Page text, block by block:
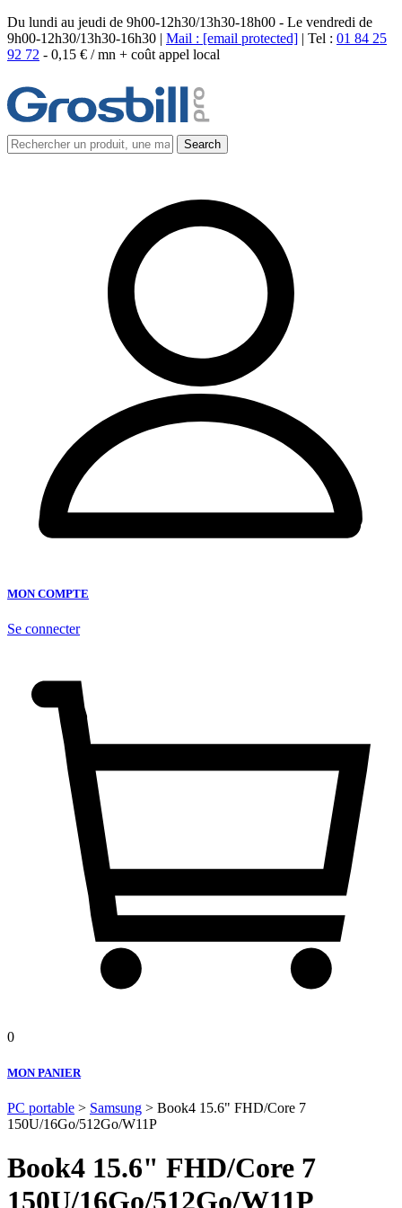
Du lundi au jeudi de 9h00-12h30/13h30-18h00 - Le vendredi de
9h00-12h30/13h30-16h30 | Mail : [email protected] | Tel : 01 84 25
92 72 - 0,15 € / mn + coût appel local
MON COMPTE
Se connecter
0
MON PANIER
PC portable > Samsung > Book4 15.6" FHD/Core 7
150U/16Go/512Go/W11P
Book4 15.6" FHD/Core 7
150U/16Go/512Go/W11P